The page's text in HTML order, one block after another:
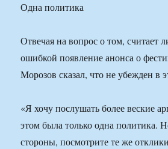
Одна политика
Отвечая на вопрос о том, считает
ошибкой появление анонса о
Морозов сказал, что не убежден в
«Я хочу послушать более веские
этом была только одна политика.
стороны, посмотрите те же